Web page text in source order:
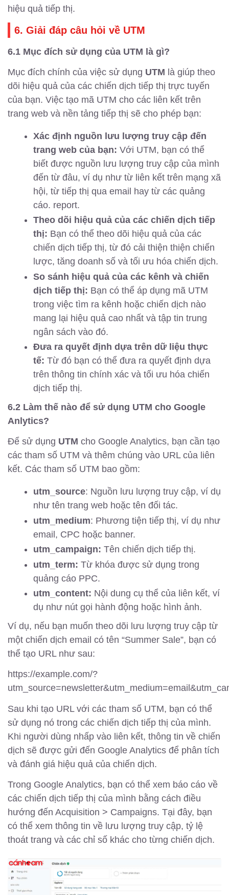
hiệu quả tiếp thị.
6. Giải đáp câu hỏi về UTM
6.1 Mục đích sử dụng của UTM là gì?
Mục đích chính của việc sử dụng UTM là giúp theo
dõi hiệu quả của các chiến dịch tiếp thị trực tuyến
của bạn. Việc tạo mã UTM cho các liên kết trên
trang web và nền tảng tiếp thị sẽ cho phép bạn:
Xác định nguồn lưu lượng truy cập đến
trang web của bạn: Với UTM, bạn có thể
biết được nguồn lưu lượng truy cập của mình
đến từ đâu, ví dụ như từ liên kết trên mạng xã
hội, từ tiếp thị qua email hay từ các quảng
cáo. report.
Theo dõi hiệu quả của các chiến dịch tiếp
thị: Bạn có thể theo dõi hiệu quả của các
chiến dịch tiếp thị, từ đó cải thiện thiện chiến
lược, tăng doanh số và tối ưu hóa chiến dịch.
So sánh hiệu quả của các kênh và chiến
dịch tiếp thị: Bạn có thể áp dụng mã UTM
trong việc tìm ra kênh hoặc chiến dịch nào
mang lại hiệu quả cao nhất và tập tin trung
ngân sách vào đó.
Đưa ra quyết định dựa trên dữ liệu thực
tế: Từ đó bạn có thể đưa ra quyết định dựa
trên thông tin chính xác và tối ưu hóa chiến
dịch tiếp thị.
6.2 Làm thế nào để sử dụng UTM cho Google
Anlytics?
Để sử dụng UTM cho Google Analytics, bạn cần tạo
các tham số UTM và thêm chúng vào URL của liên
kết. Các tham số UTM bao gồm:
utm_source: Nguồn lưu lượng truy cập, ví dụ
như tên trang web hoặc tên đối tác.
utm_medium: Phương tiện tiếp thị, ví dụ như
email, CPC hoặc banner.
utm_campaign: Tên chiến dịch tiếp thị.
utm_term: Từ khóa được sử dụng trong
quảng cáo PPC.
utm_content: Nội dung cụ thể của liên kết, ví
dụ như nút gọi hành động hoặc hình ảnh.
Ví dụ, nếu bạn muốn theo dõi lưu lượng truy cập từ
một chiến dịch email có tên “Summer Sale”, bạn có
thể tạo URL như sau:
https://example.com/?
Sau khi tạo URL với các tham số UTM, bạn có thể
sử dụng nó trong các chiến dịch tiếp thị của mình.
Khi người dùng nhấp vào liên kết, thông tin về chiến
dịch sẽ được gửi đến Google Analytics để phân tích
và đánh giá hiệu quả của chiến dịch.
Trong Google Analytics, bạn có thể xem báo cáo về
các chiến dịch tiếp thị của mình bằng cách điều
hướng đến Acquisition > Campaigns. Tại đây, bạn
có thể xem thông tin về lưu lượng truy cập, tỷ lệ
thoát trang và các chỉ số khác cho từng chiến dịch.